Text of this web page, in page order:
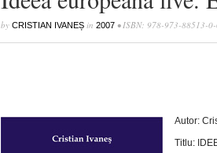
by CRISTIAN IVANEȘin 2007• ISBN: 978-973-88513-
Autor:
Titlu: